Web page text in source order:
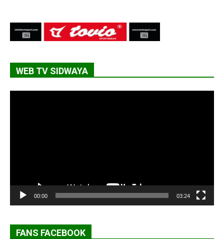
WEB TV SIDWAYA
00:00 03:24
FANS FACEBOOK